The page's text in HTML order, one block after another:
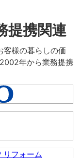
提携関連
客様の暮らしの価
年から業務提携